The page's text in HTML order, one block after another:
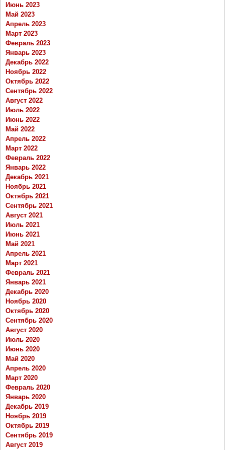
Июнь 2023
Май 2023
Апрель 2023
Март 2023
Февраль 2023
Январь 2023
Декабрь 2022
Ноябрь 2022
Октябрь 2022
Сентябрь 2022
Август 2022
Июль 2022
Июнь 2022
Май 2022
Апрель 2022
Март 2022
Февраль 2022
Январь 2022
Декабрь 2021
Ноябрь 2021
Октябрь 2021
Сентябрь 2021
Август 2021
Июль 2021
Июнь 2021
Май 2021
Апрель 2021
Март 2021
Февраль 2021
Январь 2021
Декабрь 2020
Ноябрь 2020
Октябрь 2020
Сентябрь 2020
Август 2020
Июль 2020
Июнь 2020
Май 2020
Апрель 2020
Март 2020
Февраль 2020
Январь 2020
Декабрь 2019
Ноябрь 2019
Октябрь 2019
Сентябрь 2019
Август 2019